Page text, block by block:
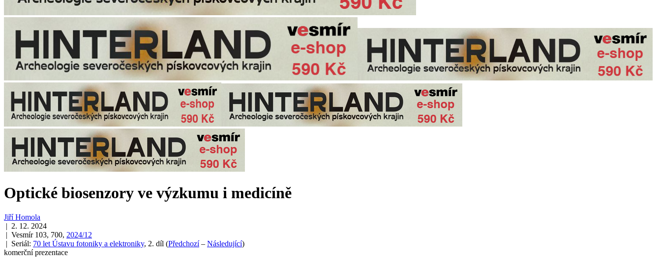
Optické biosenzory ve výzkumu i medicíně
Jiří Homola
| 2. 12. 2024
| Vesmír 103, 700, 2024/12
| Seriál: 70 let Ústavu fotoniky a elektroniky, 2. díl (Předchozí– Následující)
komerční prezentace